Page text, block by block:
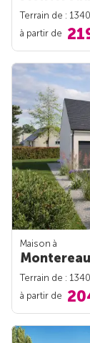
Terrain de :
à partir de
Maison à
Terrain de :
à partir de